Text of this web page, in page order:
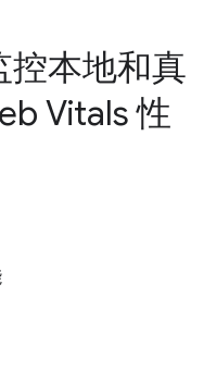
控本地和真
Vitals 性